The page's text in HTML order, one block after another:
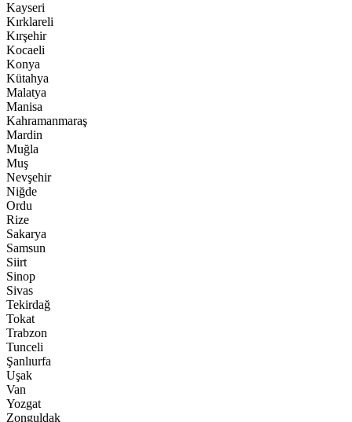
Kayseri
Kırklareli
Kırşehir
Kocaeli
Konya
Kütahya
Malatya
Manisa
Kahramanmaraş
Mardin
Muğla
Muş
Nevşehir
Niğde
Ordu
Rize
Sakarya
Samsun
Siirt
Sinop
Sivas
Tekirdağ
Tokat
Trabzon
Tunceli
Şanlıurfa
Uşak
Van
Yozgat
Zonguldak